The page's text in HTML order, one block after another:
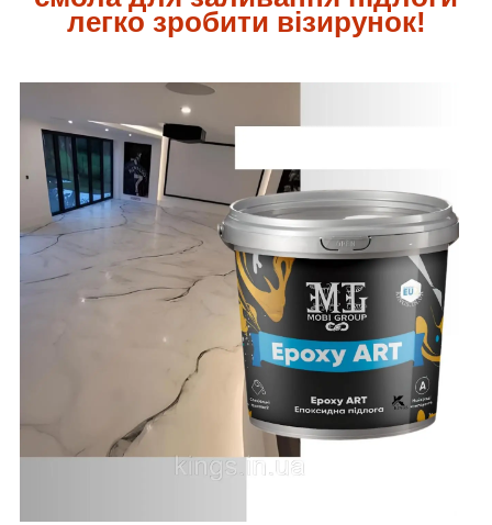
легко зробити візирунок!